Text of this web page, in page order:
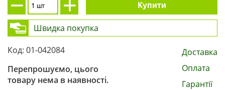
Купити
Швидка покупка
Код: 01-042084
Перепрошуємо, цього
товару нема в наявності.
Доставка
Оплата
Гарантії